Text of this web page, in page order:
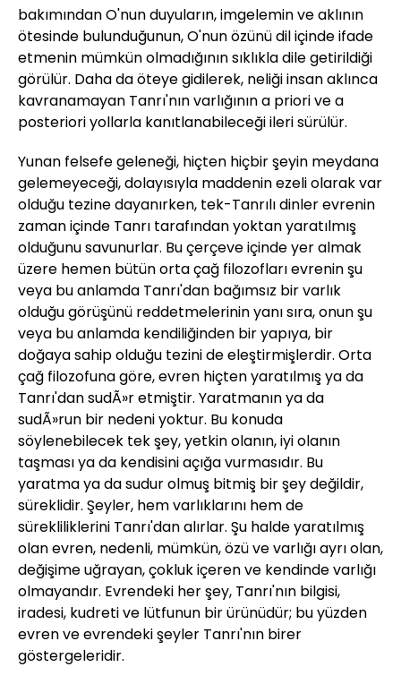
bakımından O'nun duyuların, imgelemin ve aklının
ötesinde bulunduğunun, O'nun özünü dil içinde ifade
etmenin mümkün olmadığının sıklıkla dile getirildiği
görülür. Daha da öteye gidilerek, neliği insan aklınca
kavranamayan Tanrı'nın varlığının a priori ve a
posteriori yollarla kanıtlanabileceği ileri sürülür.
Yunan felsefe geleneği, hiçten hiçbir şeyin meydana
gelemeyeceği, dolayısıyla maddenin ezeli olarak var
olduğu tezine dayanırken, tek-Tanrılı dinler evrenin
zaman içinde Tanrı tarafından yoktan yaratılmış
olduğunu savunurlar. Bu çerçeve içinde yer almak
üzere hemen bütün orta çağ filozofları evrenin şu
veya bu anlamda Tanrı'dan bağımsız bir varlık
olduğu görüşünü reddetmelerinin yanı sıra, onun şu
veya bu anlamda kendiliğinden bir yapıya, bir
doğaya sahip olduğu tezini de eleştirmişlerdir. Orta
çağ filozofuna göre, evren hiçten yaratılmış ya da
Tanrı'dan sudÃ»r etmiştir. Yaratmanın ya da
sudÃ»run bir nedeni yoktur. Bu konuda
söylenebilecek tek şey, yetkin olanın, iyi olanın
taşması ya da kendisini açığa vurmasıdır. Bu
yaratma ya da sudur olmuş bitmiş bir şey değildir,
süreklidir. Şeyler, hem varlıklarını hem de
sürekliliklerini Tanrı'dan alırlar. Şu halde yaratılmış
olan evren, nedenli, mümkün, özü ve varlığı ayrı olan,
değişime uğrayan, çokluk içeren ve kendinde varlığı
olmayandır. Evrendeki her şey, Tanrı'nın bilgisi,
iradesi, kudreti ve lütfunun bir ürünüdür; bu yüzden
evren ve evrendeki şeyler Tanrı'nın birer
göstergeleridir.